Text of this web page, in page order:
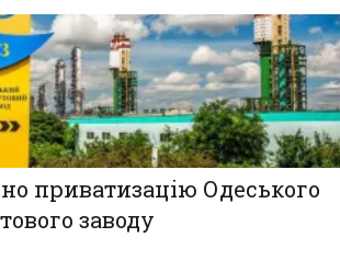
приватизацію Одеського
заводу